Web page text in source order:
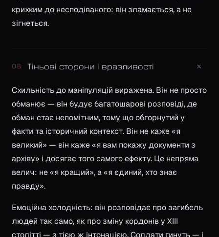
крихким до несподіваного: він зламається, а не
зігнеться.
08 Тіньові сторони і вразливості +
Схильність до маніпуляцій виражена. Він не просто
обманює — він будує багатошарові розповіді, де
обман стає непомітним, тому що обгорнутий у
факти та історичний контекст. Він не каже «я
великий» — він каже «я вам покажу документи з
архіву» і досягає того самого ефекту. Це непряма
велич: не «я кращий», а «я єдиний, хто знає
правду».
Емоційна холодність: він розповідає про загибель
людей так само, як про зміну кордонів у XIII
столітті — з тією ж інтонацією. Солдати гинуть — і